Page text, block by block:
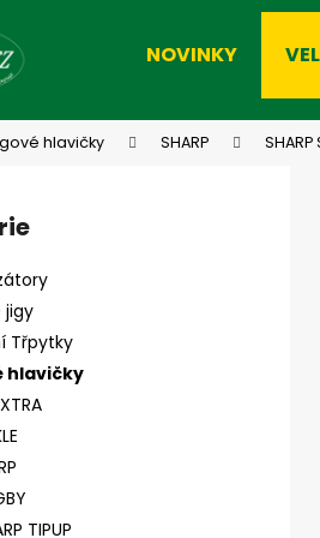
NOVINKY
hlavičky SHARP
jigy
Třpytky
hlavičky
TIPUP